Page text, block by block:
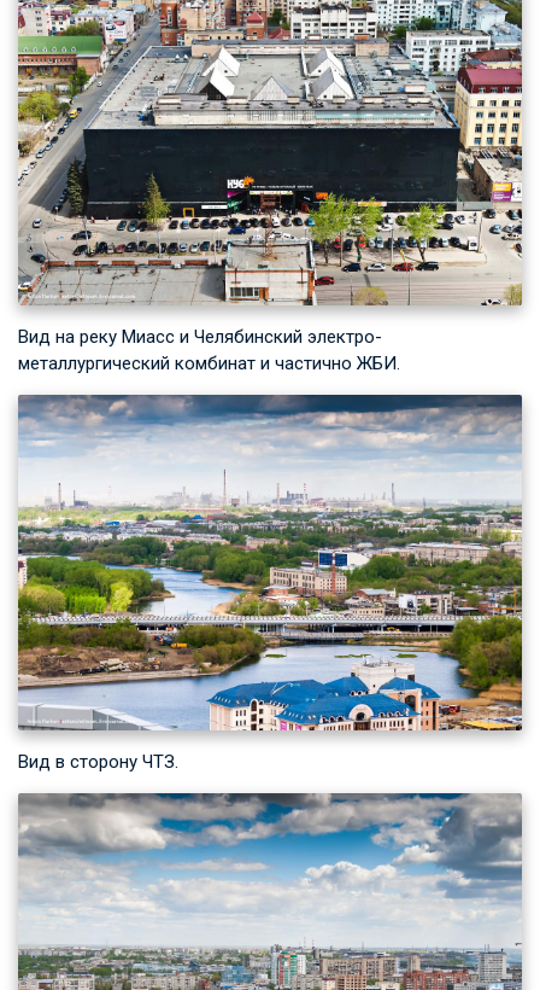
Вид на реку Миасс и Челябинский электро-
металлургический комбинат и частично ЖБИ.
Вид в сторону ЧТЗ.